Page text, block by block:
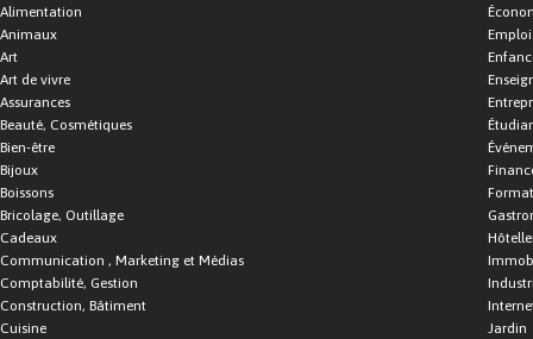
Alimentation
Animaux
Art
Art de vivre
Assurances
Beauté, Cosmétiques
Bien-être
Bijoux
Boissons
Bricolage, Outillage
Cadeaux
Communication , Marketing et Médias
Comptabilité, Gestion
Construction, Bâtiment
Cuisine
Emploi
Jardin